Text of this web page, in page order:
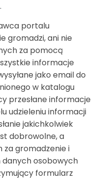
.
portalu
gromadzi, ani nie
za pomocą
informacje
jako email do
w katalogu
przesłane informacje
udzieleniu informacji
jakichkolwiek
dobrowolne, a
gromadzenie i
osobowych
formularz